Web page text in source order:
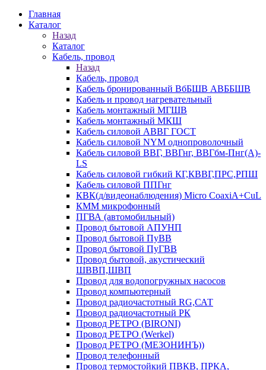
Главная
Каталог
Назад
Каталог
Кабель, провод
Назад
Кабель, провод
Кабель бронированный ВбБШВ АВББШВ
Кабель и провод нагревательный
Кабель монтажный МГШВ
Кабель монтажный МКШ
Кабель силовой АВВГ ГОСТ
Кабель силовой NYM однопроволочный
Кабель силовой ВВГ, ВВГнг, ВВГбм-Пнг(А)-
LS
Кабель силовой гибкий КГ,КВВГ,ПРС,РПШ
Кабель силовой ППГнг
КВК(д/видеонаблюдения) Micro CoaxiA+CuL
КММ микрофонный
ПГВА (автомобильный)
Провод бытовой АПУНП
Провод бытовой ПуВВ
Провод бытовой ПуГВВ
Провод бытовой, акустический
ШВВП,ШВП
Провод для водопогружных насосов
Провод компьютерный
Провод радиочастотный RG,САТ
Провод радиочастотный РК
Провод РЕТРО (BIRONI)
Провод РЕТРО (Werkel)
Провод РЕТРО (МЕЗОНИНЪ))
Провод телефонный
Провод термостойкий ПВКВ, ПРКА,